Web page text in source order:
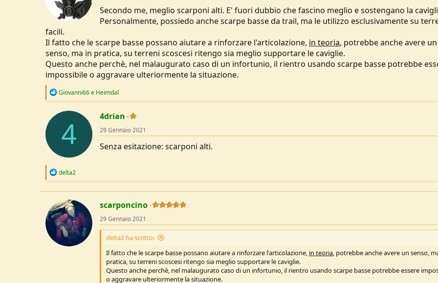
Secondo me, meglio scarponi alti. E' fuori dubbio che fascino meglio e sostengano la
Personalmente, possiedo anche scarpe basse da trail, ma le utilizzo esclusivamente su
facili.
Il fatto che le scarpe basse possano aiutare a rinforzare l'articolazione, in teoria, potrebbe anche avere un
senso, ma in pratica, su terreni scoscesi ritengo sia meglio supportare le caviglie.
Questo anche perchè, nel malaugurato caso di un infortunio, il rientro usando scarpe basse potrebbe
impossibile o aggravare ulteriormente la situazione.
R
c
s
Giovanni66e Heimdal
4
4drian
29 Gennaio 2021
Senza esitazione: scarponi alti.
R
t
i
o
n
s
:
delta2
scarponcino
29 Gennaio 2021
delta2 ha scritto:
Il fatto che le scarpe basse possano aiutare a rinforzare l'articolazione, in teoria, potrebbe anche avere un senso,
pratica, su terreni scoscesi ritengo sia meglio supportare le caviglie.
Questo anche perchè, nel malaugurato caso di un infortunio, il rientro usando scarpe basse potrebbe essere
o aggravare ulteriormente la situazione.